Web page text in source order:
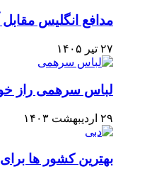
مدافع انگلیس
۲۷ تیر ۱۴۰۵
لباس سرهمی راز
۲۹ اردیبهشت ۱۴۰۳
بهترین کشور ها